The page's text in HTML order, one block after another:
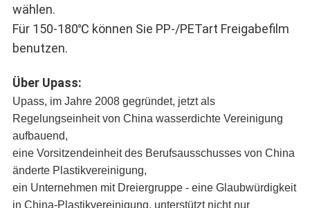
wählen.
Für 150-180℃ können Sie PP-/PETart Freigabefilm
benutzen.
Über Upass:
Upass, im Jahre 2008 gegründet, jetzt als
Regelungseinheit von China wasserdichte Vereinigung
aufbauend,
eine Vorsitzendeinheit des Berufsausschusses von China
änderte Plastikvereinigung,
ein Unternehmen mit Dreiergruppe - eine Glaubwürdigkeit
in China-Plastikvereinigung, unterstützt nicht nur